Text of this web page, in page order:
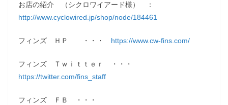
お店の紹介 （シクロワイアード様） ：
http://www.cyclowired.jp/shop/node/184461
フィンズ ＨＰ ・・・ https://www.cw-fins.com/
フィンズ Ｔｗｉｔｔｅｒ ・・・
https://twitter.com/fins_staff
フィンズ ＦＢ ・・・